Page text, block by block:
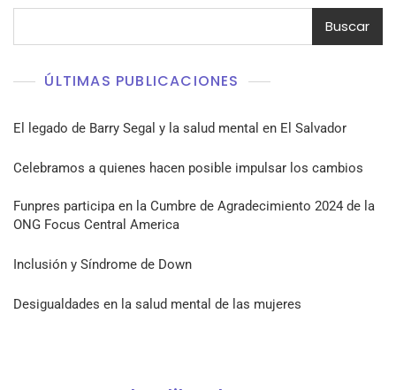
Buscar
ÚLTIMAS PUBLICACIONES
El legado de Barry Segal y la salud mental en El Salvador
Celebramos a quienes hacen posible impulsar los cambios
Funpres participa en la Cumbre de Agradecimiento 2024 de la
ONG Focus Central America
Inclusión y Síndrome de Down
Desigualdades en la salud mental de las mujeres